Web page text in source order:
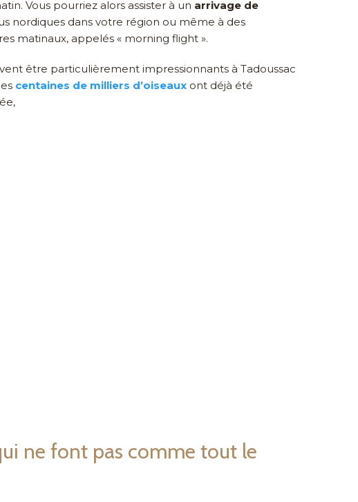
Vous pourriez alors assister à un arrivage de
nordiques dans votre région ou même à des
matinaux, appelés « morning flight ».
être particulièrement impressionnants à Tadoussac
centaines de milliers d’oiseauxont déjà été
ne font pas comme tout le